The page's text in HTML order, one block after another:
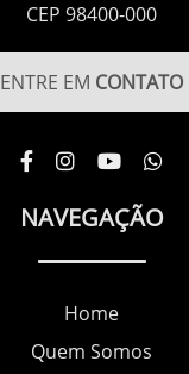
CEP 98400-000
ENTRE EM CONTATO
NAVEGAÇÃO
Home
Quem Somos